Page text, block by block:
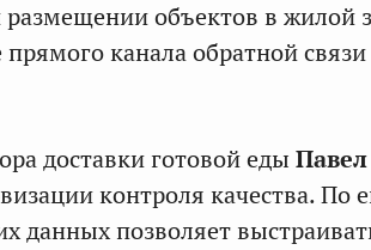
размещении объектов в жилой
канала обратной связи
доставки готовой еды
контроля качества. По
данных позволяет